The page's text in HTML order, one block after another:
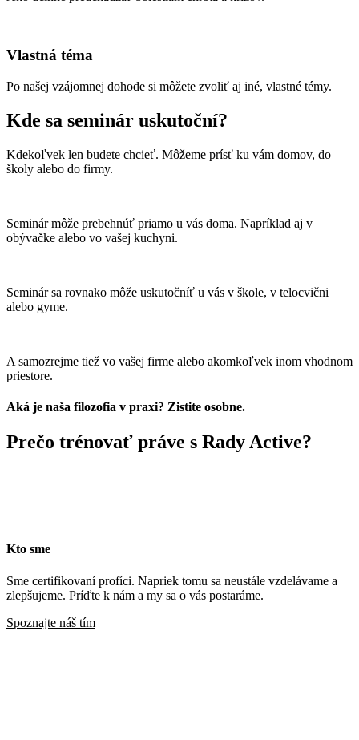
Vlastná téma
Po našej vzájomnej dohode si môžete zvoliť aj iné, vlastné témy.
Kde sa seminár uskutoční?
Kdekoľvek len budete chcieť. Môžeme prísť ku vám domov, do
školy alebo do firmy.
Seminár môže prebehnúť priamo u vás doma. Napríklad aj v
obývačke alebo vo vašej kuchyni.
Seminár sa rovnako môže uskutočníť u vás v škole, v telocvični
alebo gyme.
A samozrejme tiež vo vašej firme alebo akomkoľvek inom vhodnom
priestore.
Aká je naša filozofia v praxi? Zistite osobne.
Prečo trénovať práve s Rady Active?
Kto sme
Sme certifikovaní profíci. Napriek tomu sa neustále vzdelávame a
zlepšujeme. Príďte k nám a my sa o vás postaráme.
Spoznajte náš tím